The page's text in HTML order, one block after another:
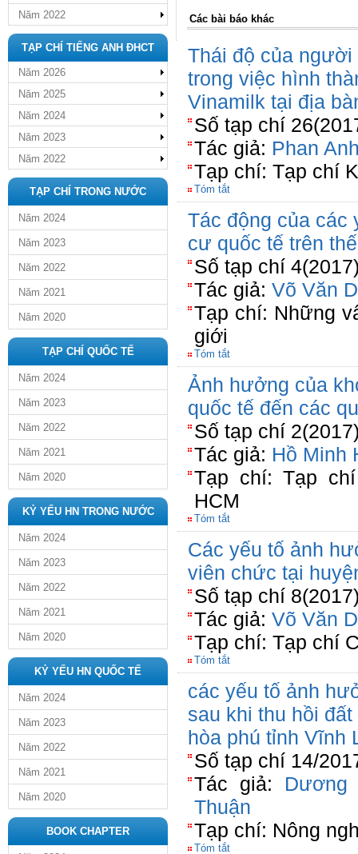
Năm 2022
TẠP CHÍ TIẾNG ANH ĐHCT
Năm 2026
Năm 2025
Năm 2024
Năm 2023
Năm 2022
TẠP CHÍ TRONG NƯỚC
Năm 2024
Năm 2023
Năm 2022
Năm 2021
Năm 2020
TẠP CHÍ QUỐC TẾ
Năm 2024
Năm 2023
Năm 2022
Năm 2021
Năm 2020
KỶ YẾU HN TRONG NƯỚC
Năm 2024
Năm 2023
Năm 2022
Năm 2021
Năm 2020
KỶ YẾU HN QUỐC TẾ
Năm 2024
Năm 2023
Năm 2022
Năm 2021
Năm 2020
BOOK CHAPTER
Các bài báo khác
Thái độ của
trong việc hình
Vinamilk tại địa
Số tạp chí
Tác giả: Phan
Tạp chí: Tạp chí
Tóm tắt
Tác động của các
cư quốc tế trên
Số tạp chí
Tác giả: Võ Văn
Tạp chí: Những
giới
Tóm tắt
Ảnh hưởng của
quốc tế đến các
Số tạp chí
Tác giả: Hồ Minh
Tạp chí: Tạp
HCM
Tóm tắt
Các yếu tố ảnh
viên chức tại
Số tạp chí
Tác giả: Võ Văn
Tạp chí: Tạp chí
Tóm tắt
các yếu tố ảnh
sau khi thu hồi
hòa phú tỉnh Vĩnh
Số tạp chí 14/
Tác giả: Dương
Thuận
Tạp chí: Nông
Tóm tắt